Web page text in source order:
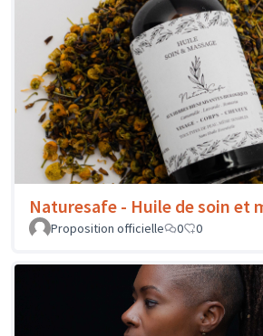
Naturesafe - Huile de soin et
Proposition officielle 0 0